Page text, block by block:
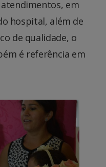
atendimentos, em
hospital, além de
de qualidade, o
é referência em